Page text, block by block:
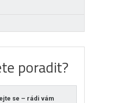
poradit?
se – rádi vám